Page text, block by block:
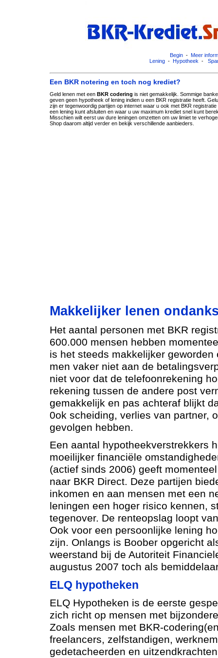
Begin- Meer
Lening - Hypotheek -
Een BKR notering en toch nog krediet?
Geld lenen met een BKR codering is niet gemakkelijk. Sommige
geven geen hypotheek of lening indien u een BKR registratie heeft.
zijn er tegenwoordig partijen op internet waar u ook met BKR registratie
een lening kunt afsluiten en waar u uw maximum krediet snel kunt
Misschien wilt eerst uw dure leningen omzetten om uw limiet te
Shop daarom altijd verder en bekijk verschillende aanbieders.
Makkelijker lenen
Het aantal personen met BKR
600.000 mensen hebben
is het steeds makkelijker
men vaker niet aan de
niet voor dat de telefoonrekening
rekening tussen de andere post
gemakkelijk en pas achteraf blijkt
0ok scheiding, verlies van partner,
gevolgen hebben.
Een aantal hypotheekverstrekkers
moeilijker financiële
(actief sinds 2006) geeft
naar BKR Direct. Deze partijen
inkomen en aan mensen met een
leningen een hoger risico kennen,
tegenover. De renteopslag loopt
Ook voor een persoonlijke lening
zijn. Onlangs is Boober opgericht
weerstand bij de Autoriteit
augustus 2007 toch als
ELQ hypotheken
ELQ Hypotheken is de eerste
zich richt op mensen met
Zoals mensen met BKR-
freelancers, zelfstandigen,
gedetacheerden en